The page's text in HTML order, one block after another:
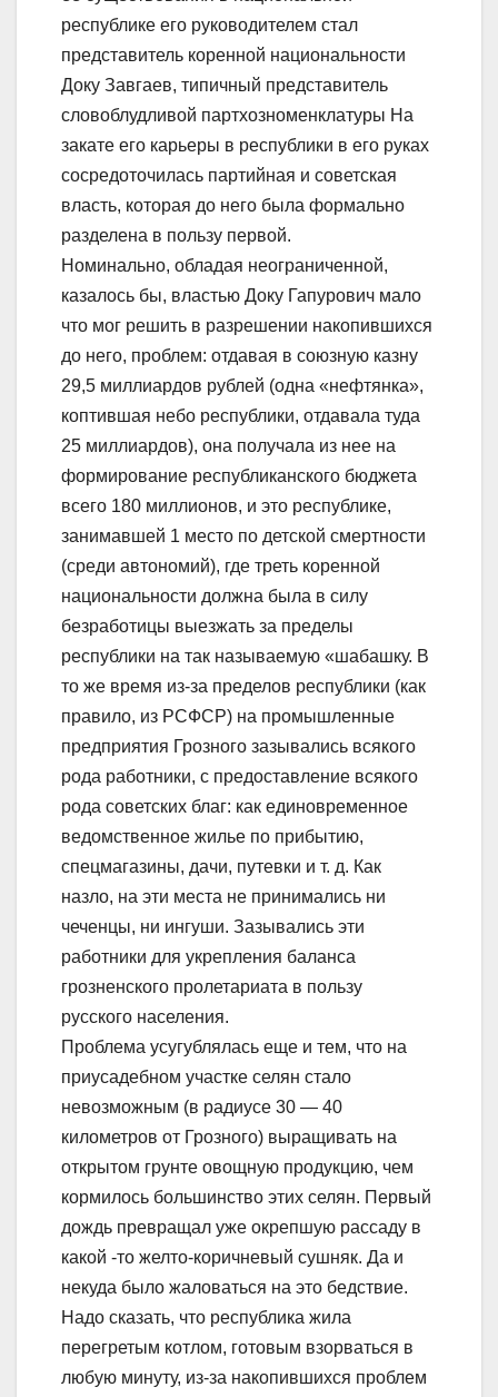
республике его руководителем стал
представитель коренной национальности
Доку Завгаев, типичный представитель
словоблудливой партхозноменклатуры На
закате его карьеры в республики в его руках
сосредоточилась партийная и советская
власть, которая до него была формально
разделена в пользу первой.
Номинально, обладая неограниченной,
казалось бы, властью Доку Гапурович мало
что мог решить в разрешении накопившихся
до него, проблем: отдавая в союзную казну
29,5 миллиардов рублей (одна «нефтянка»,
коптившая небо республики, отдавала туда
25 миллиардов), она получала из нее на
формирование республиканского бюджета
всего 180 миллионов, и это республике,
занимавшей 1 место по детской смертности
(среди автономий), где треть коренной
национальности должна была в силу
безработицы выезжать за пределы
республики на так называемую «шабашку. В
то же время из-за пределов республики (как
правило, из РСФСР) на промышленные
предприятия Грозного зазывались всякого
рода работники, с предоставление всякого
рода советских благ: как единовременное
ведомственное жилье по прибытию,
спецмагазины, дачи, путевки и т. д. Как
назло, на эти места не принимались ни
чеченцы, ни ингуши. Зазывались эти
работники для укрепления баланса
грозненского пролетариата в пользу
русского населения.
Проблема усугублялась еще и тем, что на
приусадебном участке селян стало
невозможным (в радиусе 30 — 40
километров от Грозного) выращивать на
открытом грунте овощную продукцию, чем
кормилось большинство этих селян. Первый
дождь превращал уже окрепшую рассаду в
какой -то желто-коричневый сушняк. Да и
некуда было жаловаться на это бедствие.
Надо сказать, что республика жила
перегретым котлом, готовым взорваться в
любую минуту, из-за накопившихся проблем